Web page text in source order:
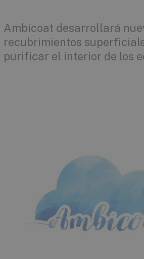
Ambicoat desarrollará
recubrimientos
purificar el interior de los